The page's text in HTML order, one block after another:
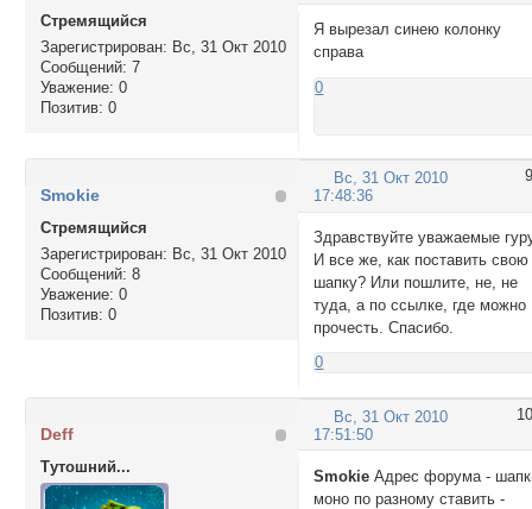
Стремящийся
Зарегистрирован: Вс, 31 Окт 2010
Сообщений: 7
Уважение: 0
Позитив: 0
Я вырезал синею колонку
справа
0
9
Вс, 31 Окт 2010
17:48:36
Smokie
Стремящийся
Зарегистрирован: Вс, 31 Окт 2010
Сообщений: 8
Уважение: 0
Позитив: 0
Здравствуйте уважаемые
И все же, как поставить свою
шапку? Или пошлите, не, не
туда, а по ссылке, где можно
прочесть. Спасибо.
0
10
Вс, 31 Окт 2010
17:51:50
Deff
Тутошний...
Smokie Адрес форума -
моно по разному ставить -